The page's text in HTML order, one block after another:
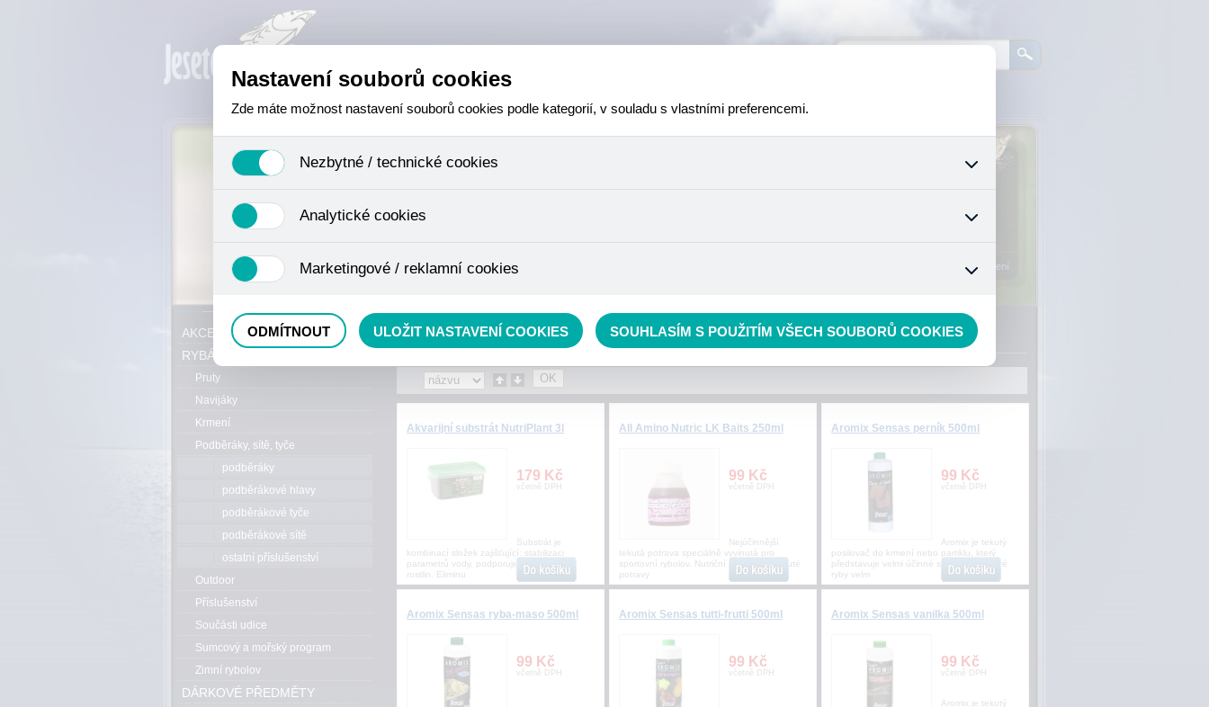
Přihlášení
AKCE, SLEVY, VÝPRODEJ
Akvarijní substrát NutriPlant 3l
179 Kč
včetně DPH
Substrát je
kombinací složek zajišťující: stabilizaci
parametrů vody, podporuje vývoj kořenů
rostlin. Eliminu
All Amino Nutric LK Baits 250ml
99 Kč
včetně DPH
Nejúčinnější
tekutá potrava speciálně vyvinutá pro
sportovní rybolov. Nutriční signál této tekuté
potravy
Aromix Sensas perník 500ml
99 Kč
včetně DPH
Aromix je tekutý
posilovač do krmení nebo partiklu, který
představuje velmi účinné sladidlo, na které
ryby velm
Aromix Sensas ryba-maso 500ml
99 Kč
včetně DPH
Aromix Sensas tutti-frutti 500ml
99 Kč
včetně DPH
Aromix Sensas vanilka 500ml
99 Kč
včetně DPH
Aromix je tekutý
AKCE, SLEVY, VÝPRODEJ
RYBÁŘSKÝ SORTIMENT
Pruty
Navijáky
Krmení
Podběráky, sítě, tyče
podběráky
podběrákové hlavy
podběrákové tyče
podběrákové sítě
ostatní příslušenství
Outdoor
Příslušenství
Součásti udice
Sumcový a mořský program
Zimní rybolov
DÁRKOVÉ PŘEDMĚTY
Nastavení souborů cookies
Zde máte možnost nastavení souborů cookies podle kategorií, v souladu s vlastními preferencemi.
Nezbytné / technické cookies
se mimo jiné k ukládání produktů v nákupním košíku, ovládání filtrů a také nastavení souhlasu s uživáním cookies. Pro tyto cookies
není zapotřebí Váš souhlas a není možné jej ani odebrat.
Analytické cookies
nejedná o osobní údaje, protože anonymizované cookies nelze přiřadit konkrétnímu uživateli. Proto nedokážeme zjistit navštívené
odkazy, prohlížené zboží apod.
Marketingové / reklamní cookies
ODMÍTNOUT ULOŽIT NASTAVENÍ COOKIES SOUHLASÍM S POUŽITÍM VŠECH SOUBORŮ COOKIES